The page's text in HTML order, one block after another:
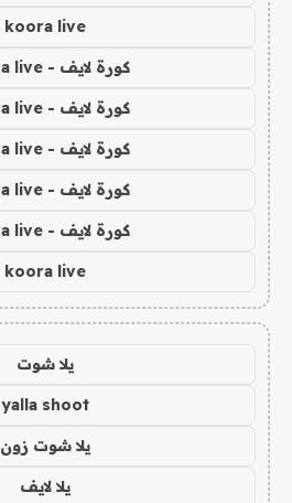
koora live
كورة لايف - koora live
كورة لايف - koora live
كورة لايف - koora live
كورة لايف - koora live
كورة لايف - koora live
koora live
يلا شوت
yalla shoot
يلا شوت زون
يلا لايف